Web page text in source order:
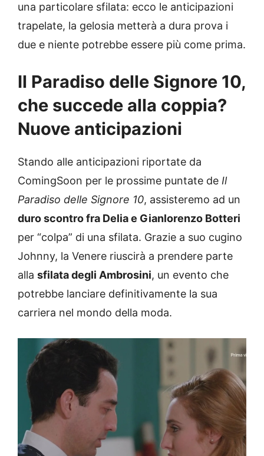
una particolare sfilata: ecco le anticipazioni
trapelate, la gelosia metterà a dura prova i
due e niente potrebbe essere più come prima.
Il Paradiso delle Signore 10,
che succede alla coppia?
Nuove anticipazioni
Stando alle anticipazioni riportate da
ComingSoon per le prossime puntate de Il
Paradiso delle Signore 10, assisteremo ad un
duro scontro fra Delia e Gianlorenzo Botteri
per “colpa” di una sfilata. Grazie a suo cugino
Johnny, la Venere riuscirà a prendere parte
alla sfilata degli Ambrosini, un evento che
potrebbe lanciare definitivamente la sua
carriera nel mondo della moda.